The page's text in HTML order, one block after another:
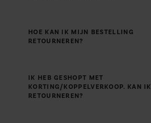
HOE KAN IK MIJN BESTELLING
RETOURNEREN?
IK HEB GESHOPT MET
KORTING/KOPPELVERKOOP. KAN IK
RETOURNEREN?